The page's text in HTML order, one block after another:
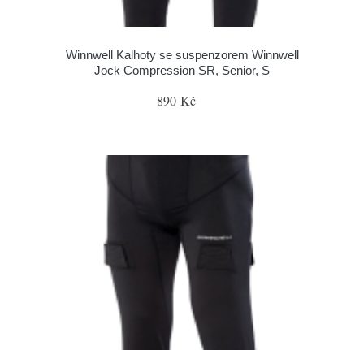
Winnwell Kalhoty se suspenzorem Winnwell
Jock Compression SR, Senior, S
890 Kč